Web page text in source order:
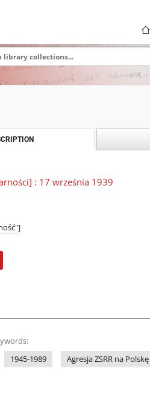
: 17 września 1939
1945-1989 Agresja ZSRR na